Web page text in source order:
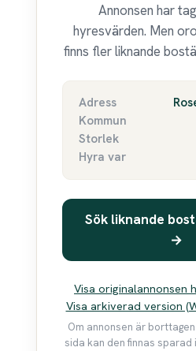
Annonsen har
hyresvärden. Men
finns fler liknande
Adress
Kommun
Storlek
Hyra var
Sök liknande
→
Visa originalannonsen
Visa arkiverad version
Om annonsen är
sida kan den finnas sparad